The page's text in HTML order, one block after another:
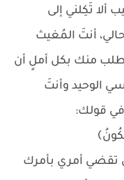
ألا تَكِلني إلى
أنتَ المُغيث
منك بكل أملٍ أن
الوحيد وأنتَ
قولك:
تقضي أمري بأمرك